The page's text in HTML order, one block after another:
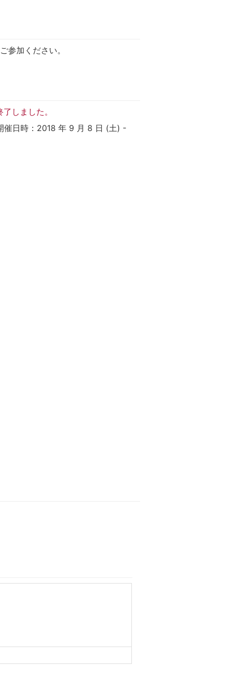
参加ください。
しました。
日時：2018 年 9 月 8 日 (土) -